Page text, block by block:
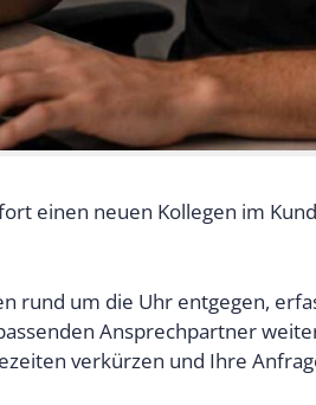
einen neuen Kollegen im
rund um die Uhr entgegen,
Ansprechpartner
verkürzen und Ihre